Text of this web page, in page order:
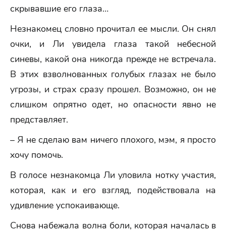
скрывавшие его глаза…
Незнакомец словно прочитал ее мысли. Он снял
очки, и Ли увидела глаза такой небесной
синевы, какой она никогда прежде не встречала.
В этих взволнованных голубых глазах не было
угрозы, и страх сразу прошел. Возможно, он не
слишком опрятно одет, но опасности явно не
представляет.
– Я не сделаю вам ничего плохого, мэм, я просто
хочу помочь.
В голосе незнакомца Ли уловила нотку участия,
которая, как и его взгляд, подействовала на
удивление успокаивающе.
Снова набежала волна боли, которая началась в